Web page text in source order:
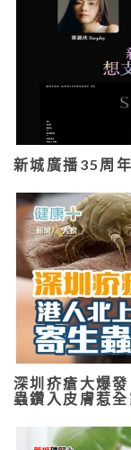
新城廣播35周
深圳疥瘡大爆
蟲鑽入皮膚惹全